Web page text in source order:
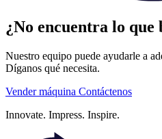
¿No encuentra lo que
Nuestro equipo puede ayudarle a
Díganos qué necesita.
Vender máquina Contáctenos
Innovate. Impress. Inspire.